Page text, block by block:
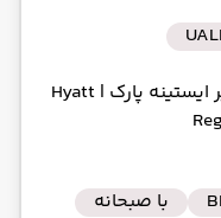
پارک | Hyatt
با صبحانه